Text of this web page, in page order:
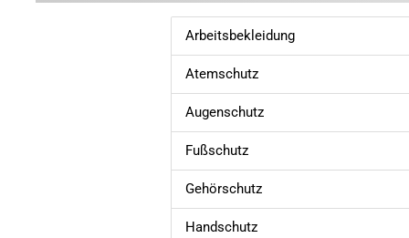
Arbeitsbekleidung
Atemschutz
Augenschutz
Fußschutz
Gehörschutz
Handschutz